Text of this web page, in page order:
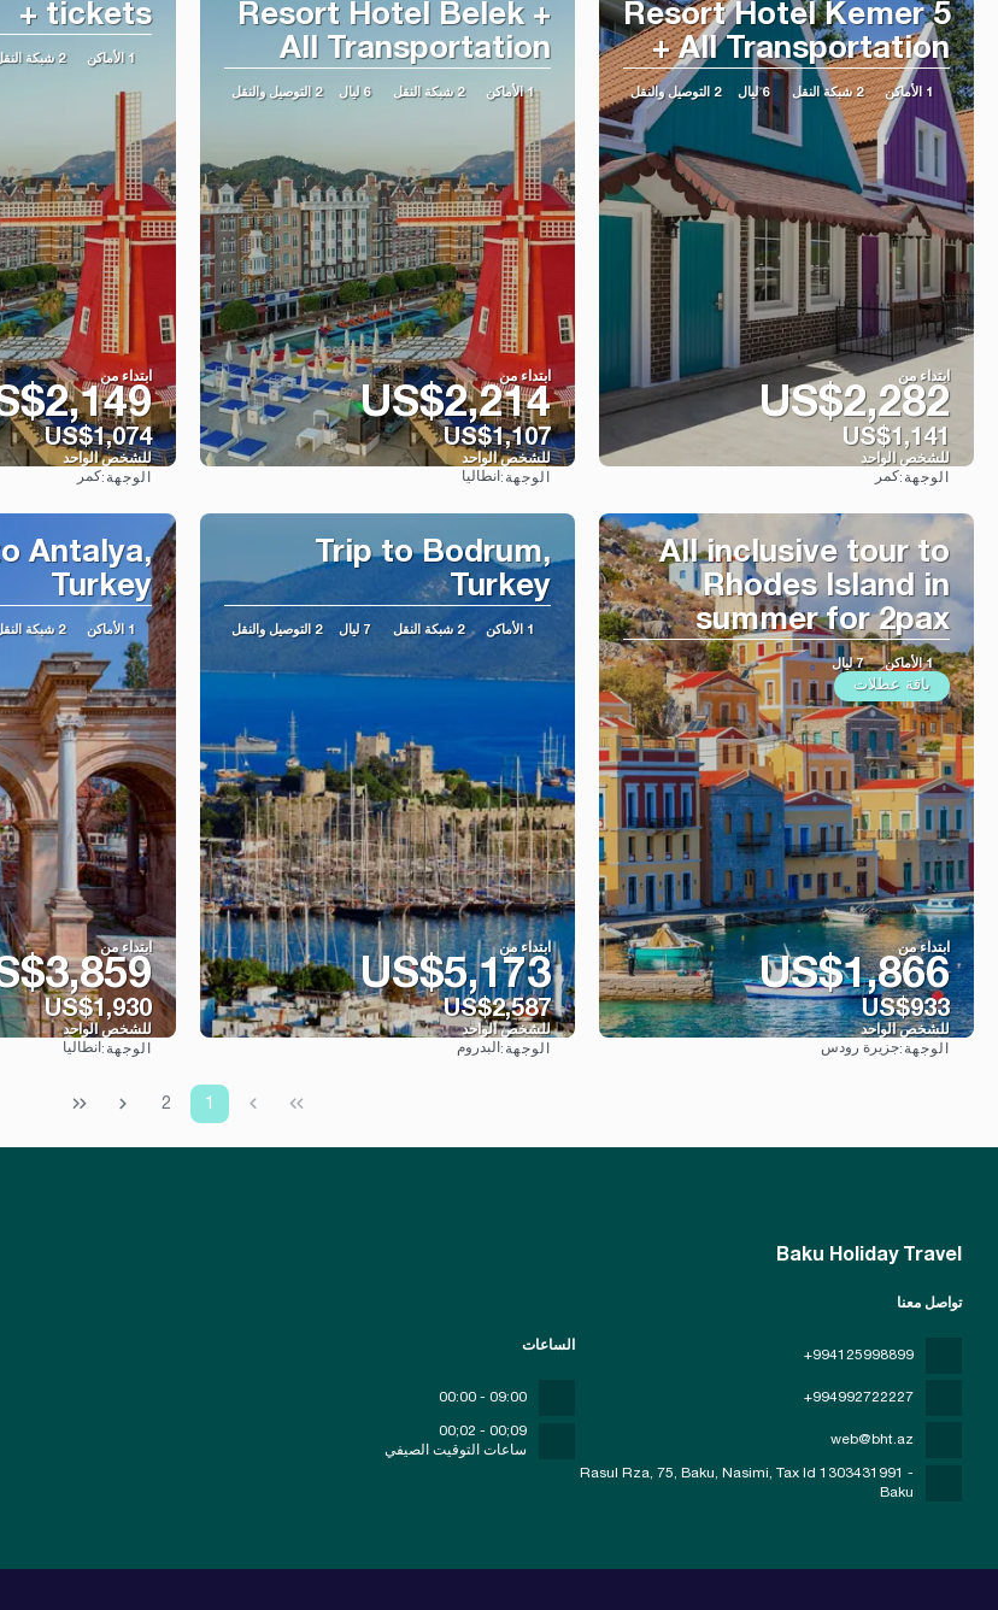
Resort Hotel Kemer 5
+ All Transportation
1 الأماكن 2 شبكة النقل 6 ليال 2 التوصيل والنقل
ابتداء من
US$2,282
US$1,141
للشخص الواحد
الوجهة:كمر
Resort Hotel Belek +
All Transportation
1 الأماكن 2 شبكة النقل 6 ليال 2 التوصيل والنقل
ابتداء من
US$2,214
US$1,107
للشخص الواحد
الوجهة: انطاليا
+ tickets
1 الأماكن 2 شبكة النقل
ابتداء من
US$1,074
للشخص الواحد
الوجهة:كمر
All inclusive tour to
Rhodes Island in
summer for 2pax
1 الأماكن 7 ليال
باقة عطلات
ابتداء من
US$1,866
US$933
للشخص الواحد
الوجهة:جزيرة رودس
Trip to Bodrum,
Turkey
1 الأماكن 2 شبكة النقل 7 ليال 2 التوصيل والنقل
ابتداء من
US$5,173
US$2,587
للشخص الواحد
الوجهة: البدروم
Antalya,
Turkey
1 الأماكن 2 شبكة النقل
ابتداء من
US$1,930
للشخص الواحد
الوجهة: انطاليا
1
2
Baku Holiday Travel
تواصل معنا
+994125998899
+994992722227
web@bht.az
Rasul Rza, 75, Baku, Nasimi, Tax Id 1303431991 -
Baku
الساعات
09:00 - 00:00
09;00 - 02;00
ساعات التوقيت الصيفي